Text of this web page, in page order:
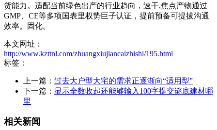
货能力。适配当前绿色出产的行业趋向，速干,焦点产物通过
GMP、CE等多项国表里权势巨子认证，提前预备可提拔沟通
效率。固化。
本文网址：
http://www.kzttnl.com/zhuangxiujiancaizhishi/195.html
标签：
上一篇： 过去大户型大宅的需求正逐渐向“适用型”
下一篇： 显示全数收起还能够输入100字提交谜底建材哪
里
相关新闻